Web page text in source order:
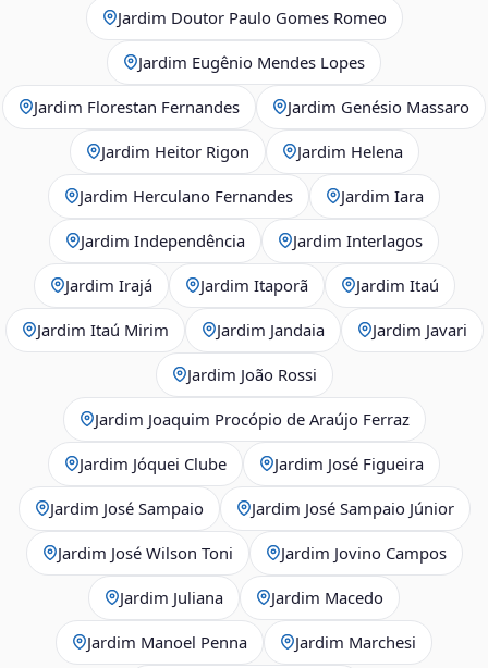
Jardim Doutor Paulo Gomes Romeo
Jardim Eugênio Mendes Lopes
Jardim Florestan Fernandes Jardim Genésio Massaro
Jardim Heitor Rigon Jardim Helena
Jardim Herculano Fernandes Jardim Iara
Jardim Independência Jardim Interlagos
Jardim Irajá Jardim Itaporã Jardim Itaú
Jardim Itaú Mirim Jardim Jandaia Jardim Javari
Jardim João Rossi
Jardim Joaquim Procópio de Araújo Ferraz
Jardim Jóquei Clube Jardim José Figueira
Jardim José Sampaio Jardim José Sampaio Júnior
Jardim José Wilson Toni Jardim Jovino Campos
Jardim Juliana Jardim Macedo
Jardim Manoel Penna Jardim Marchesi